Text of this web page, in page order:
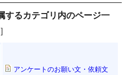
するカテゴリ内のページ一
アンケートのお願い文・依頼文